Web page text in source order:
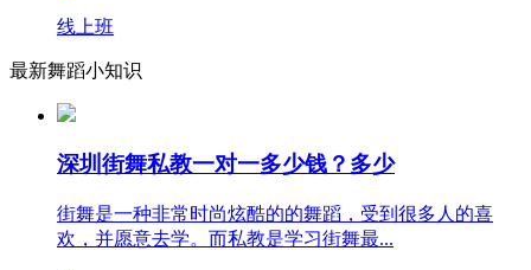
线上班
最新舞蹈小知识
深圳街舞私教一对一多少钱？多少
街舞是一种非常时尚炫酷的的舞蹈，受到很多人的喜
欢，并愿意去学。而私教是学习街舞最...